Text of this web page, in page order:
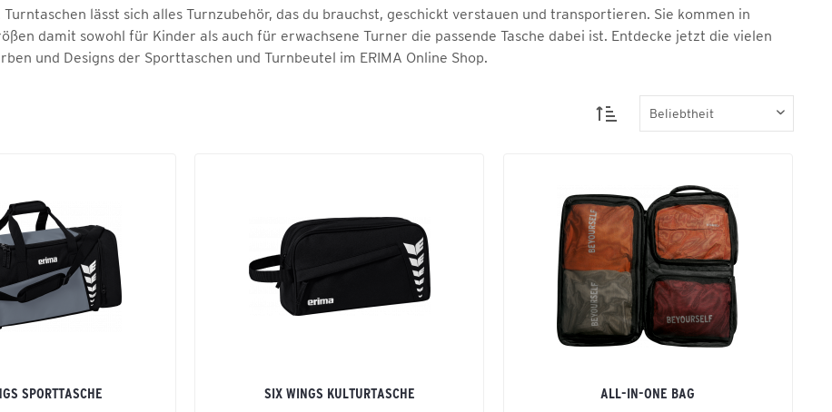
Turntaschen lässt sich alles Turnzubehör, das du brauchst, geschickt verstauen und transportieren. Sie kommen in
damit sowohl für Kinder als auch für erwachsene Turner die passende Tasche dabei ist. Entdecke jetzt die vielen
und Designs der Sporttaschen und Turnbeutel im ERIMA Online Shop.
SPORTTASCHE
SIX WINGS KULTURTASCHE
ALL-IN-ONE BAG